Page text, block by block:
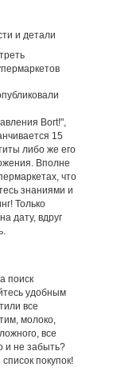
и детали
Bort!",
15
либо же его
Вполне
что
знаниями и
Только
дату, вдруг
поиск
удобным
все
молоко,
все
и не забыть?
покупок!